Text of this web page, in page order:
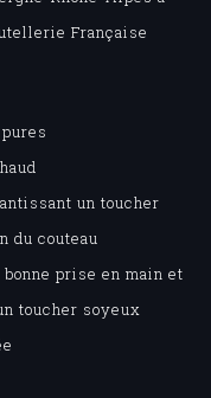
Française
un toucher
du couteau
bonne prise en main et
toucher soyeux